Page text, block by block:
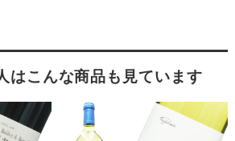
はこんな商品も見ています